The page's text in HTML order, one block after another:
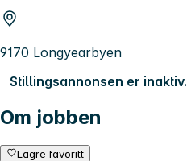
9170 Longyearbyen
Stillingsannonsen er inaktiv.
Om jobben
Lagre favoritt